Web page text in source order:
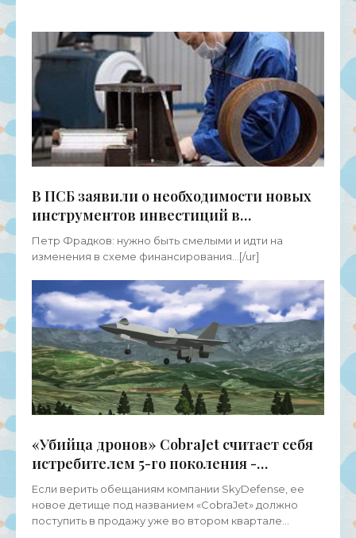
В ПСБ заявили о необходимости новых
инструментов инвестиций в
промышленности - «Новости
Электроники»
Петр Фрадков: нужно быть смелыми и идти на
изменения в схеме финансирования...[/ur]
«Убийца дронов» CobraJet считает себя
истребителем 5-го поколения -
«Беспилотники»
Если верить обещаниям компании SkyDefense, ее
новое детище под названием «CobraJet» должно
поступить в продажу уже во втором квартале